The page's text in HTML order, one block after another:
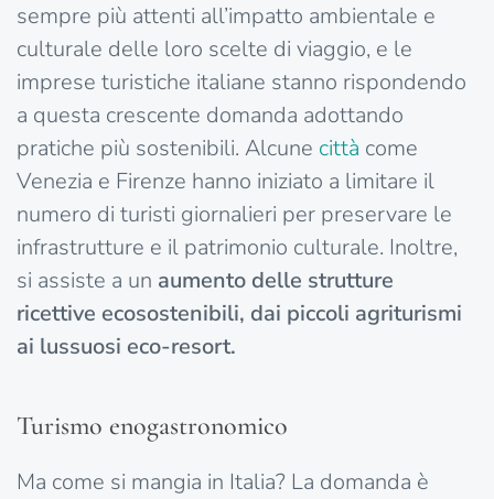
sempre più attenti all’impatto ambientale e
culturale delle loro scelte di viaggio, e le
imprese turistiche italiane stanno rispondendo
a questa crescente domanda adottando
pratiche più sostenibili. Alcune città come
Venezia e Firenze hanno iniziato a limitare il
numero di turisti giornalieri per preservare le
infrastrutture e il patrimonio culturale. Inoltre,
si assiste a un aumento delle strutture
ricettive ecosostenibili, dai piccoli agriturismi
ai lussuosi eco-resort.
Turismo enogastronomico
Ma come si mangia in Italia? La domanda è